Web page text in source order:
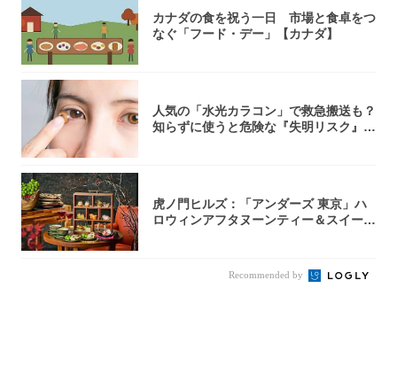
カナダの食を祝う一日 市場と食卓をつ
なぐ「フード・デー」【カナダ】
人気の「水光カラコン」で救急搬送も？
知らずに使うと危険な『失明リスク』と
虎ノ門ヒルズ：「アンダーズ 東京」ハ
ロウィンアフタヌーンティー＆スイーツ
Recommended by